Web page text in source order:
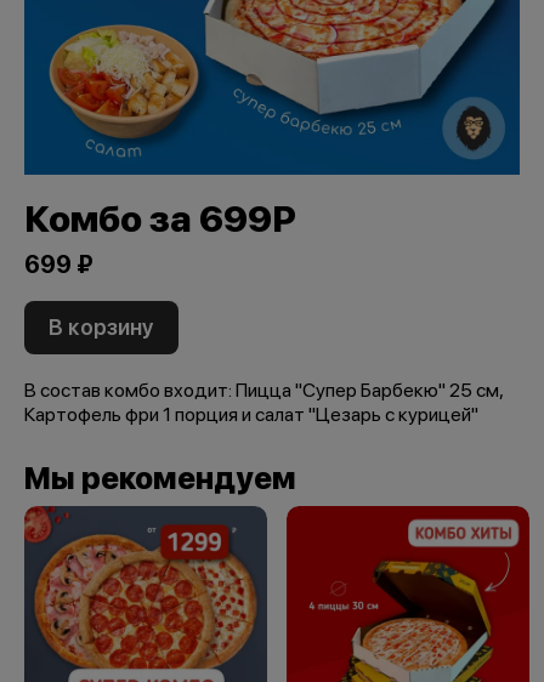
Комбо за 699Р
699 ₽
В корзину
В состав комбо входит: Пицца "Супер Барбекю" 25 см,
Картофель фри 1 порция и салат "Цезарь с курицей"
Мы рекомендуем